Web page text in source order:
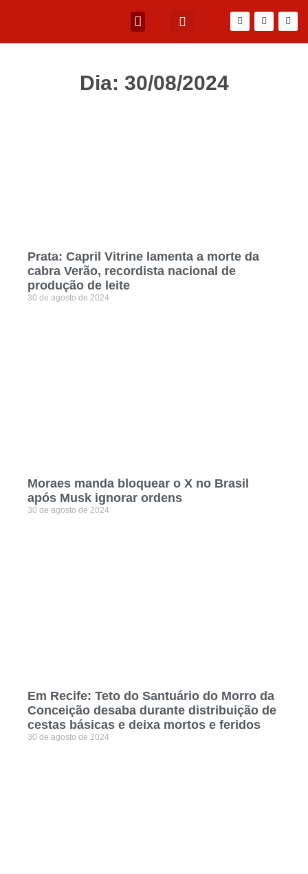
Dia: 30/08/2024
Prata: Capril Vitrine lamenta a morte da
cabra Verão, recordista nacional de
produção de leite
30 de agosto de 2024
Moraes manda bloquear o X no Brasil
após Musk ignorar ordens
30 de agosto de 2024
Em Recife: Teto do Santuário do Morro da
Conceição desaba durante distribuição de
cestas básicas e deixa mortos e feridos
30 de agosto de 2024